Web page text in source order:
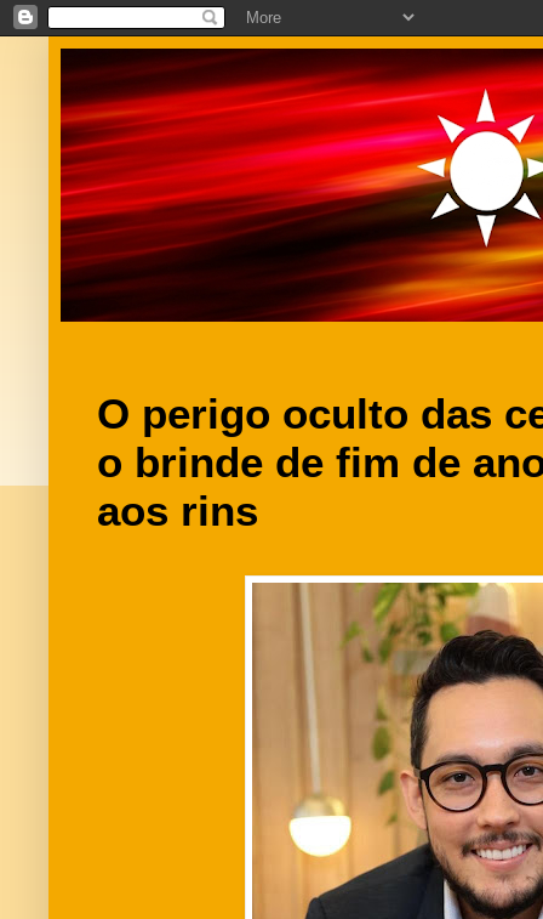
O perigo oculto das
o brinde de fim de
aos rins